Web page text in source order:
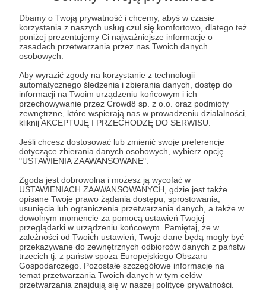
Dbamy o Twoją prywatność i chcemy, abyś w czasie
korzystania z naszych usług czuł się komfortowo, dlatego też
poniżej prezentujemy Ci najważniejsze informacje o
zasadach przetwarzania przez nas Twoich danych
osobowych.
Aby wyrazić zgody na korzystanie z technologii
automatycznego śledzenia i zbierania danych, dostęp do
informacji na Twoim urządzeniu końcowym i ich
przechowywanie przez Crowd8 sp. z o.o. oraz podmioty
zewnętrzne, które wspierają nas w prowadzeniu działalności,
kliknij AKCEPTUJĘ I PRZECHODZĘ DO SERWISU.
Jeśli chcesz dostosować lub zmienić swoje preferencje
dotyczące zbierania danych osobowych, wybierz opcję
"USTAWIENIA ZAAWANSOWANE".
Zgoda jest dobrowolna i możesz ją wycofać w
USTAWIENIACH ZAAWANSOWANYCH, gdzie jest także
opisane Twoje prawo żądania dostępu, sprostowania,
usunięcia lub ograniczenia przetwarzania danych, a także w
dowolnym momencie za pomocą ustawień Twojej
przeglądarki w urządzeniu końcowym. Pamiętaj, że w
zależności od Twoich ustawień, Twoje dane będą mogły być
przekazywane do zewnętrznych odbiorców danych z państw
trzecich tj. z państw spoza Europejskiego Obszaru
Gospodarczego. Pozostałe szczegółowe informacje na
temat przetwarzania Twoich danych w tym celów
przetwarzania znajdują się w naszej polityce prywatności.
temat oryginalności
Czy oryginalność jest możliwa? Co ma wspólnego z
autentycznością? I czy Furia jest oryginalna?
dyskusja
07.03.2022 ● Brak komentarzy
Przedpremierowy dostęp do dyskusji o
wypieraniu nowej muzyki przez starą
[Post dostępny dla Patronów wspierających od kwoty 28
zł]